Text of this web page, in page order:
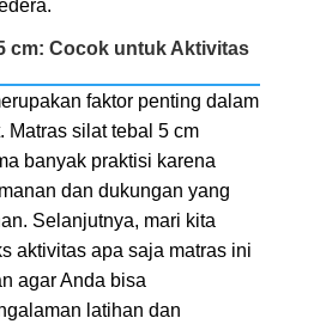
cm: Cocok untuk Aktivitas
faktor penting dalam
Matras silat tebal 5 cm
banyak praktisi karena
dan dukungan yang
Selanjutnya, mari kita
aktivitas apa saja matras ini
agar Anda bisa
latihan dan